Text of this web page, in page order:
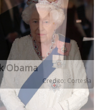
Next